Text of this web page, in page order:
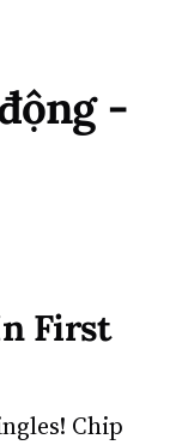
-
First
Chip